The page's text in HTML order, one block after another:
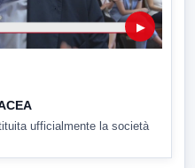
▶
ufficialmente la società